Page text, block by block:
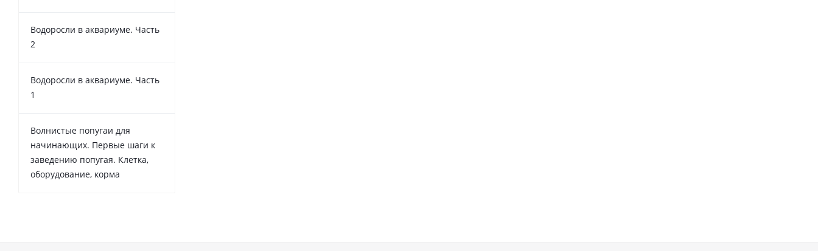
Водоросли в аквариуме. Часть
2
Водоросли в аквариуме. Часть
1
Волнистые попугаи для
начинающих. Первые шаги к
заведению попугая. Клетка,
оборудование, корма